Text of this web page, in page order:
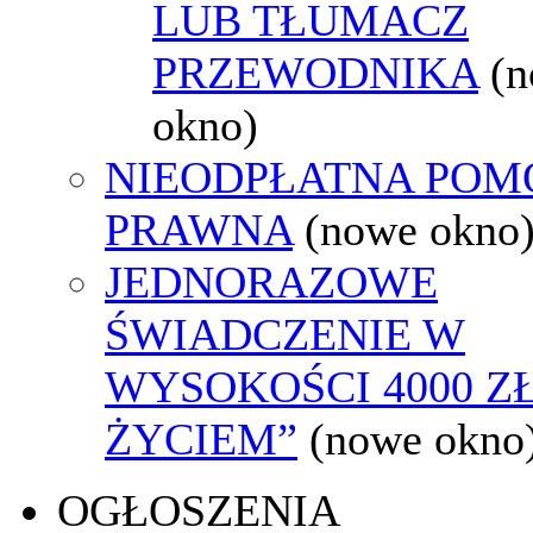
LUB TŁUMACZ
PRZEWODNIKA
okno)
NIEODPŁATNA
PRAWNA (nowe
JEDNORAZOWE
ŚWIADCZENIE W
WYSOKOŚCI 4000
ŻYCIEM” (nowe
OGŁOSZENIA